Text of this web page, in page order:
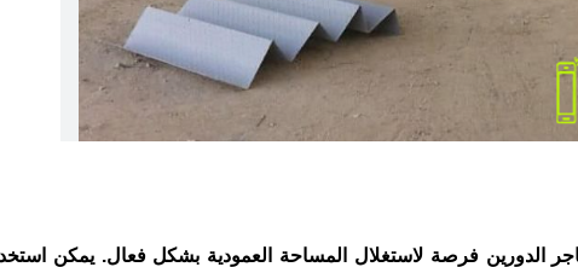
الدورين فرصة لاستغلال المساحة العمودية بشكل فعال. يمكن